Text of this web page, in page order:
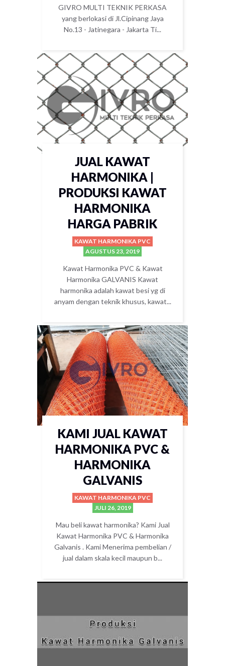
GIVRO MULTI TEKNIK PERKASA
yang berlokasi di Jl.Cipinang Jaya
No.13 - Jatinegara - Jakarta Ti...
JUAL KAWAT
HARMONIKA |
PRODUKSI KAWAT
HARMONIKA
HARGA PABRIK
KAWAT HARMONIKA PVC
AGUSTUS 23, 2019
Kawat Harmonika PVC & Kawat
Harmonika GALVANIS Kawat
harmonika adalah kawat besi yg di
anyam dengan teknik khusus, kawat...
KAMI JUAL KAWAT
HARMONIKA PVC &
HARMONIKA
GALVANIS
KAWAT HARMONIKA PVC
JULI 26, 2019
Mau beli kawat harmonika? Kami Jual
Kawat Harmonika PVC & Harmonika
Galvanis . Kami Menerima pembelian /
jual dalam skala kecil maupun b...